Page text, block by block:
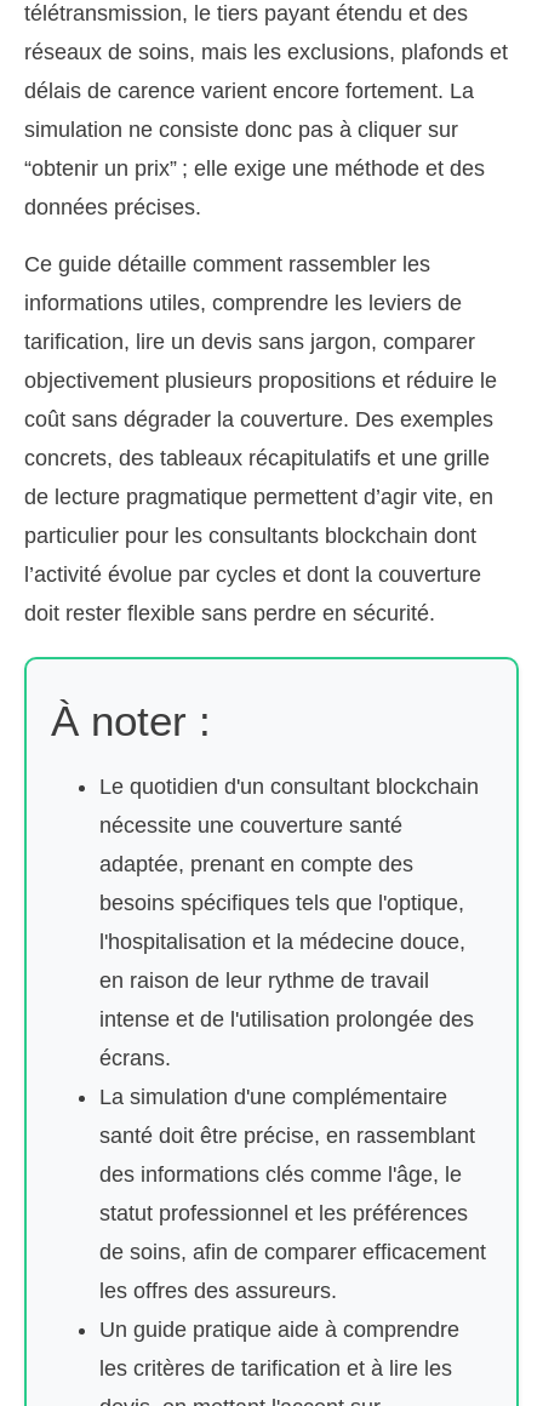
télétransmission, le tiers payant étendu et des
réseaux de soins, mais les exclusions, plafonds et
délais de carence varient encore fortement. La
simulation ne consiste donc pas à cliquer sur
“obtenir un prix” ; elle exige une méthode et des
données précises.
Ce guide détaille comment rassembler les
informations utiles, comprendre les leviers de
tarification, lire un devis sans jargon, comparer
objectivement plusieurs propositions et réduire le
coût sans dégrader la couverture. Des exemples
concrets, des tableaux récapitulatifs et une grille
de lecture pragmatique permettent d’agir vite, en
particulier pour les consultants blockchain dont
l’activité évolue par cycles et dont la couverture
doit rester flexible sans perdre en sécurité.
À noter :
Le quotidien d'un consultant blockchain
nécessite une couverture santé
adaptée, prenant en compte des
besoins spécifiques tels que l'optique,
l'hospitalisation et la médecine douce,
en raison de leur rythme de travail
intense et de l'utilisation prolongée des
écrans.
La simulation d'une complémentaire
santé doit être précise, en rassemblant
des informations clés comme l'âge, le
statut professionnel et les préférences
de soins, afin de comparer efficacement
les offres des assureurs.
Un guide pratique aide à comprendre
les critères de tarification et à lire les